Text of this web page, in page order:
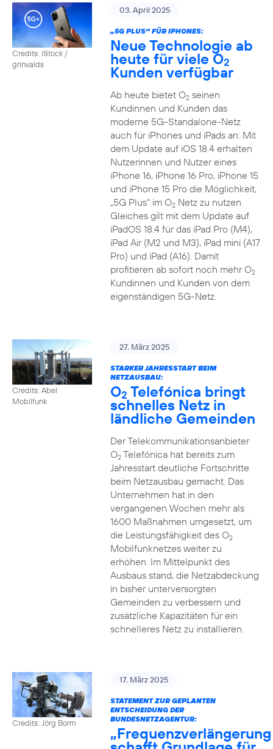
Credits: iStock /
grinvalds
03. April 2025
„5G PLUS“ FÜR IPHONES:
Neue Technologie ab
heute für viele O2
Kunden verfügbar
Ab heute bietet O2seinen
Kundinnen und Kunden das
moderne 5G-Standalone-Netz
auch für iPhones und iPads an: Mit
dem Update auf iOS 18.4 erhalten
Nutzerinnen und Nutzer eines
iPhone 16, iPhone 16 Pro, iPhone 15
und iPhone 15 Pro die Möglichkeit,
„5G Plus“ im O2Netz zu nutzen.
Gleiches gilt mit dem Update auf
iPadOS 18.4 für das iPad Pro (M4),
iPad Air (M2 und M3), iPad mini (A17
Pro) und iPad (A16). Damit
profitieren ab sofort noch mehr O2
Kundinnen und Kunden von dem
eigenständigen 5G-Netz.
Credits: Abel
Mobilfunk
27. März 2025
STARKER JAHRESSTART BEIM
NETZAUSBAU:
O2 Telefónica bringt
schnelles Netz in
ländliche Gemeinden
Der Telekommunikationsanbieter
O2Telefónica hat bereits zum
Jahresstart deutliche Fortschritte
beim Netzausbau gemacht. Das
Unternehmen hat in den
vergangenen Wochen mehr als
1600 Maßnahmen umgesetzt, um
die Leistungsfähigkeit des O2
Mobilfunknetzes weiter zu
erhöhen. Im Mittelpunkt des
Ausbaus stand, die Netzabdeckung
in bisher unterversorgten
Gemeinden zu verbessern und
zusätzliche Kapazitäten für ein
schnelleres Netz zu installieren.
Credits: Jörg Borm
17. März 2025
STATEMENT ZUR GEPLANTEN
ENTSCHEIDUNG DER
BUNDESNETZAGENTUR:
„Frequenzverlängerung